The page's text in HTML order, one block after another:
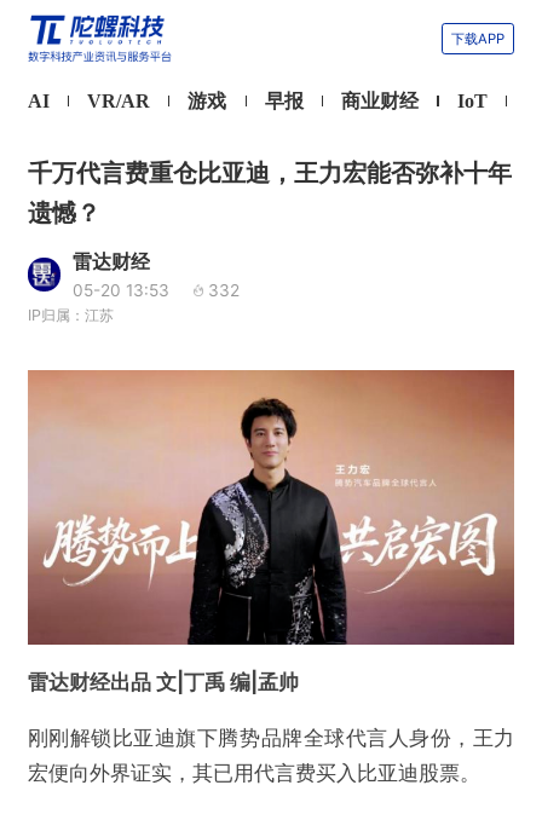
下载APP
AI VR/AR 游戏 早报 商业财经 IoT
千万代言费重仓比亚迪，王力宏能否弥补十年
遗憾？
雷达财经
05-20 13:53 332
IP归属：江苏
雷达财经出品 文|丁禹 编|孟帅
刚刚解锁比亚迪旗下腾势品牌全球代言人身份，王力
宏便向外界证实，其已用代言费买入比亚迪股票。